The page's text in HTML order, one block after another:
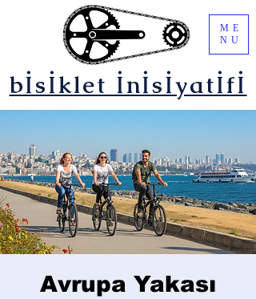
bİsİklet İnİsİyatİfİ
ME
NU
Avrupa Yakası